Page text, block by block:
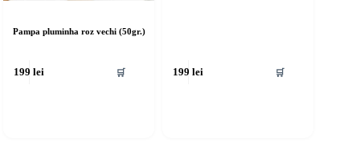
Pampa pluminha roz vechi (50gr.)
199lei 🛒 199lei 🛒